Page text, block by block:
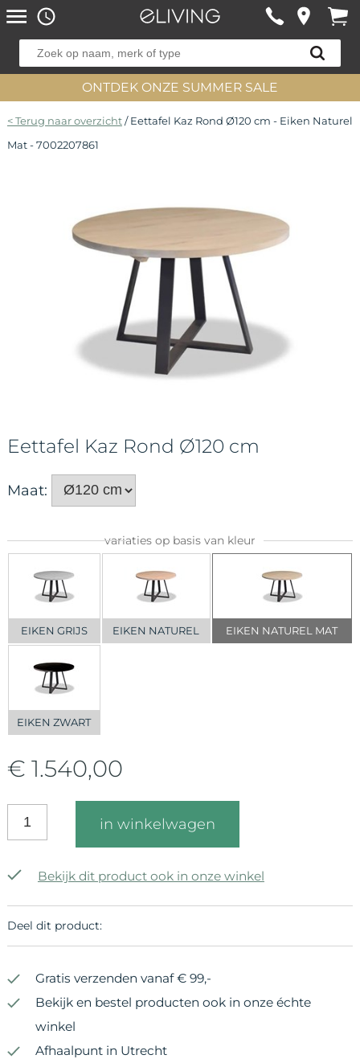
ONTDEK ONZE SUMMER SALE
< Terug naar overzicht/ Eettafel Kaz Rond Ø120 cm - Eiken Naturel
Mat - 7002207861
Eettafel Kaz Rond Ø120 cm
Maat:
variaties op basis van kleur
EIKEN GRIJS EIKEN NATUREL EIKEN NATUREL MAT
EIKEN ZWART
€ 1.540,00
in winkelwagen
Bekijk dit product ook in onze winkel
Deel dit product:
Gratis verzenden vanaf € 99,-
Bekijk en bestel producten ook in onze échte
winkel
Afhaalpunt in Utrecht